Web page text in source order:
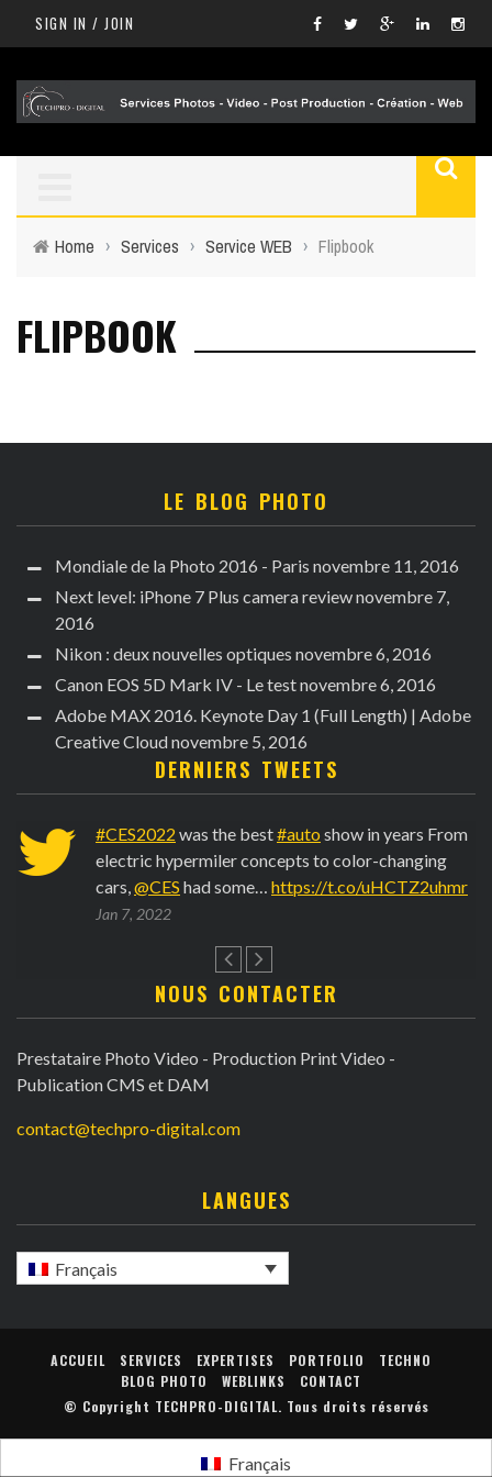
SIGN IN / JOIN
Home › Services › Service WEB › Flipbook
FLIPBOOK
LE BLOG PHOTO
Mondiale de la Photo 2016 - Paris novembre 11, 2016
Next level: iPhone 7 Plus camera reviewnovembre 7,
2016
Nikon : deux nouvelles optiques novembre 6, 2016
Canon EOS 5D Mark IV - Le testnovembre 6, 2016
Adobe MAX 2016. Keynote Day 1 (Full Length) | Adobe
Creative Cloudnovembre 5, 2016
DERNIERS TWEETS
#CES2022 was the best#auto show in years From
electric hypermiler concepts to color-changing
cars,@CES had some… https://t.co/uHCTZ2uhmr
Jan 7, 2022
NOUS CONTACTER
Prestataire Photo Video - Production Print Video -
Publication CMS et DAM
contact@techpro-digital.com
LANGUES
Français
ACCUEIL SERVICES EXPERTISES PORTFOLIO
TECHNO
BLOG PHOTO
WEBLINKS
CONTACT
© Copyright TECHPRO-DIGITAL. Tous droits réservés
Français